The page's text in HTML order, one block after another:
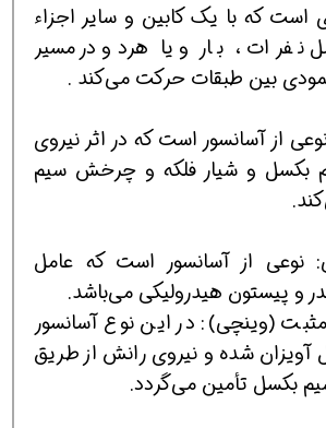
است که با یک کابین و سایر اجزاء
نفرات ، بار و یا هردو در مسیر
بین طبقات حرکت می‌کند .
از آسانسور است که در اثر نیروی
بکسل و شیار فلکه و چرخش سیم
نوعی از آسانسور است که عامل
و پیستون هیدرولیکی می‌باشد.
(وینچی): در این نوع آسانسور
آویزان شده و نیروی رانش از طریق
بکسل تأمین می‌گردد.